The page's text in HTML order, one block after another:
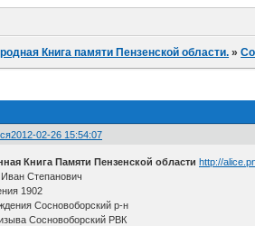
Книга памяти Пензенской области. »
2012-02-26 15:54:07
Книга Памяти Пензенской областиhttp://
Иван Степанович
1902
Сосновоборский р-н
Сосновоборский РВК